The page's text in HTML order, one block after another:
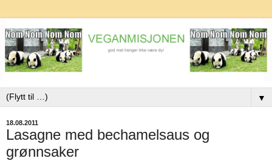
▼
18.08.2011
Lasagne med bechamelsaus og
grønnsaker